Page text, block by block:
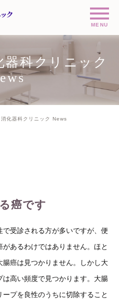
器科クリニック
消化器科クリニック News
癌です
受診される方が多いですが、便
あるわけではありません。ほと
癌は見つかりません。しかし大
高い頻度で見つかります。大腸
プを良性のうちに切除すること